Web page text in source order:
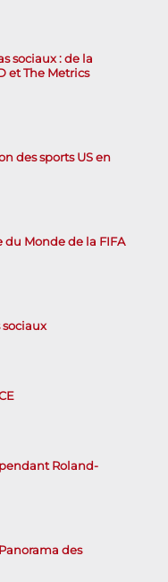
sociaux : de la
et The Metrics
des sports US en
du Monde de la FIFA
pendant Roland-
des